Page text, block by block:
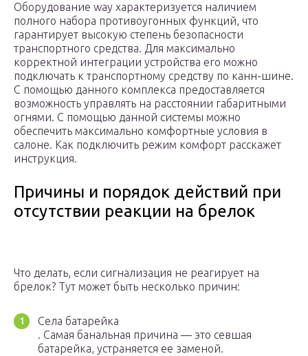
Оборудование way характеризуется наличием
полного набора противоугонных функций, что
гарантирует высокую степень безопасности
транспортного средства. Для максимально
корректной интеграции устройства его можно
подключать к транспортному средству по канн-шине.
С помощью данного комплекса предоставляется
возможность управлять на расстоянии габаритными
огнями. С помощью данной системы можно
обеспечить максимально комфортные условия в
салоне. Как подключить режим комфорт расскажет
инструкция.
Причины и порядок действий при
отсутствии реакции на брелок
Что делать, если сигнализация не реагирует на
брелок? Тут может быть несколько причин:
Села батарейка
. Самая банальная причина — это севшая
батарейка, устраняется ее заменой.